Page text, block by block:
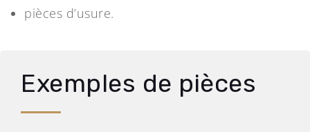
pièces d’usure.
Exemples de pièces